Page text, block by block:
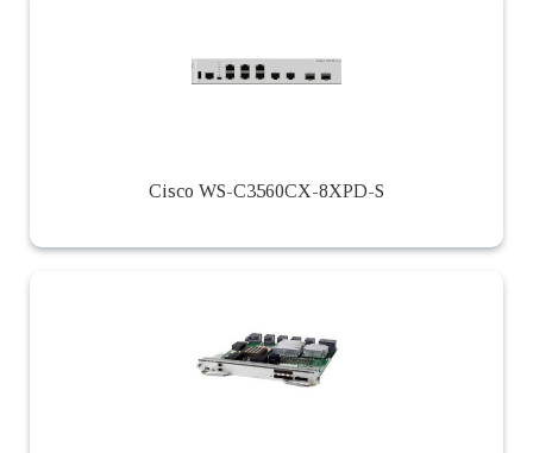
Cisco WS-C3560CX-8XPD-S